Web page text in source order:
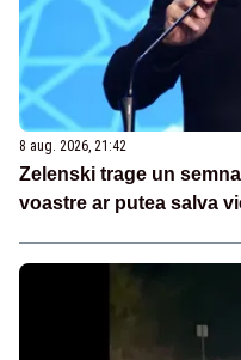
8 aug. 2026, 21:42
Zelenski trage un
voastre ar putea salva